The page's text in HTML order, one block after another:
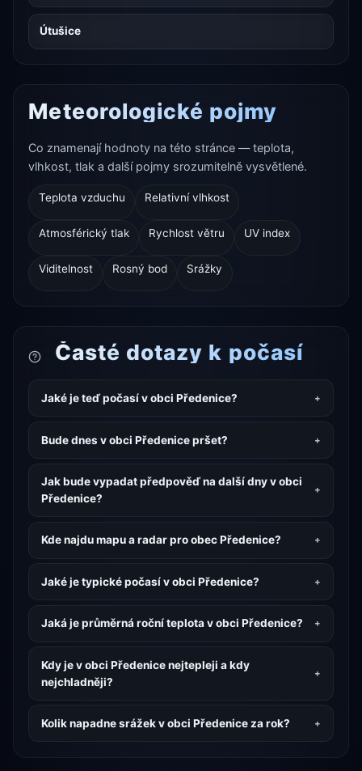
Útušice
Meteorologické pojmy
Co znamenají hodnoty na této stránce — teplota,
vlhkost, tlak a další pojmy srozumitelně vysvětlené.
Teplota vzduchu Relativní vlhkost
Atmosférický tlak Rychlost větru UV index
Viditelnost Rosný bod Srážky
Časté dotazy k počasí
Jaké je teď počasí v obci Předenice?
Bude dnes v obci Předenice pršet?
Jak bude vypadat předpověď na další dny v obci
Předenice?
Kde najdu mapu a radar pro obec Předenice?
Jaké je typické počasí v obci Předenice?
Jaká je průměrná roční teplota v obci Předenice?
Kdy je v obci Předenice nejtepleji a kdy
nejchladněji?
Kolik napadne srážek v obci Předenice za rok?